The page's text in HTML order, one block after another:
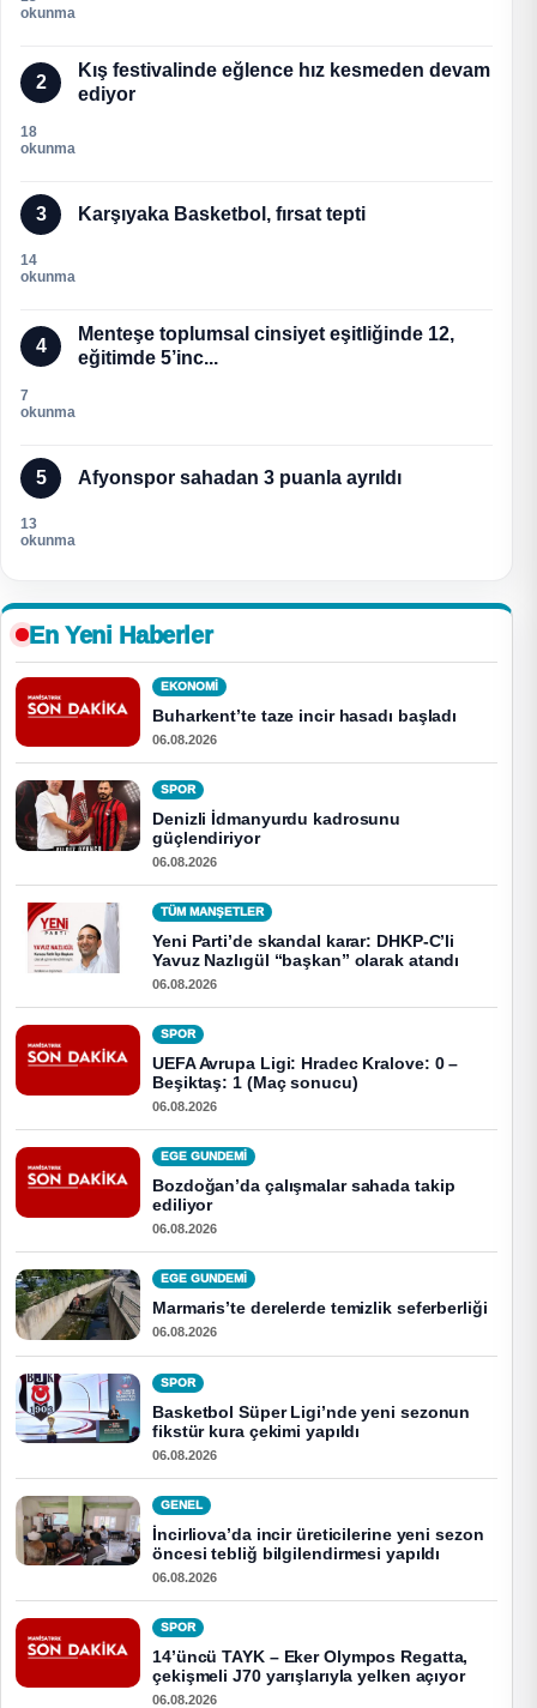
okunma
2
Kış festivalinde eğlence hız kesmeden devam
ediyor
18
okunma
3 Karşıyaka Basketbol, fırsat tepti
14
okunma
4
Menteşe toplumsal cinsiyet eşitliğinde 12,
eğitimde 5’inc...
7
okunma
5 Afyonspor sahadan 3 puanla ayrıldı
13
okunma
En Yeni Haberler
EKONOMI
Buharkent’te taze incir hasadı başladı
06.08.2026
SPOR
Denizli İdmanyurdu kadrosunu
güçlendiriyor
06.08.2026
TÜM MANŞETLER
Yeni Parti’de skandal karar: DHKP-C’li
Yavuz Nazlıgül “başkan” olarak atandı
06.08.2026
SPOR
UEFA Avrupa Ligi: Hradec Kralove: 0 –
Beşiktaş: 1 (Maç sonucu)
06.08.2026
EGE GUNDEMİ
Bozdoğan’da çalışmalar sahada takip
ediliyor
06.08.2026
EGE GUNDEMİ
Marmaris’te derelerde temizlik seferberliği
06.08.2026
SPOR
Basketbol Süper Ligi’nde yeni sezonun
fikstür kura çekimi yapıldı
06.08.2026
GENEL
İncirliova’da incir üreticilerine yeni sezon
öncesi tebliğ bilgilendirmesi yapıldı
06.08.2026
SPOR
14’üncü TAYK – Eker Olympos Regatta,
çekişmeli J70 yarışlarıyla yelken açıyor
06.08.2026